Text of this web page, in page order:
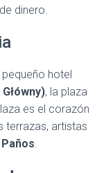
dinero.
hotel
, la plaza
es el corazón
terrazas, artistas